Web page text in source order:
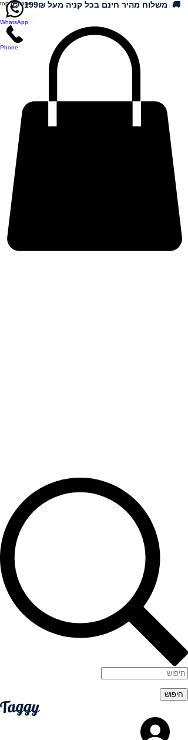
top of page 🚚 משלוח מהיר חינם בכל קניה מעל 199₪ 😍
WhatsApp
Phone